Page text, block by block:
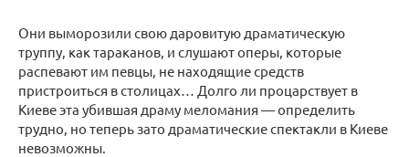
Они выморозили свою даровитую драматическую
труппу, как тараканов, и слушают оперы, которые
распевают им певцы, не находящие средств
пристроиться в столицах… Долго ли процарствует в
Киеве эта убившая драму меломания — определить
трудно, но теперь зато драматические спектакли в Киеве
невозможны.